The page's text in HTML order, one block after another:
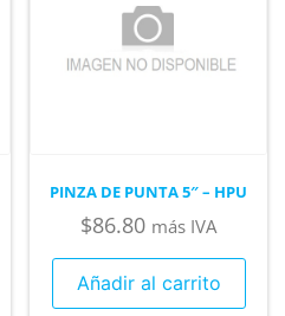
PINZA DE PUNTA 5″ – HPU
$86.80 más IVA
Añadir al carrito